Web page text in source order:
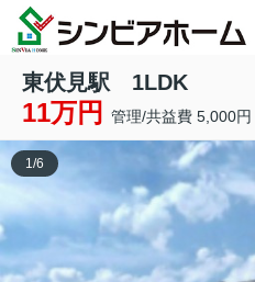
東伏見駅 1LDK
11万円 管理/共益費 5,000円
1/6